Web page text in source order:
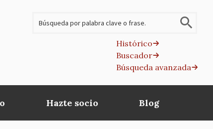
Histórico
Buscador
Búsqueda avanzada
Hazte socio Blog